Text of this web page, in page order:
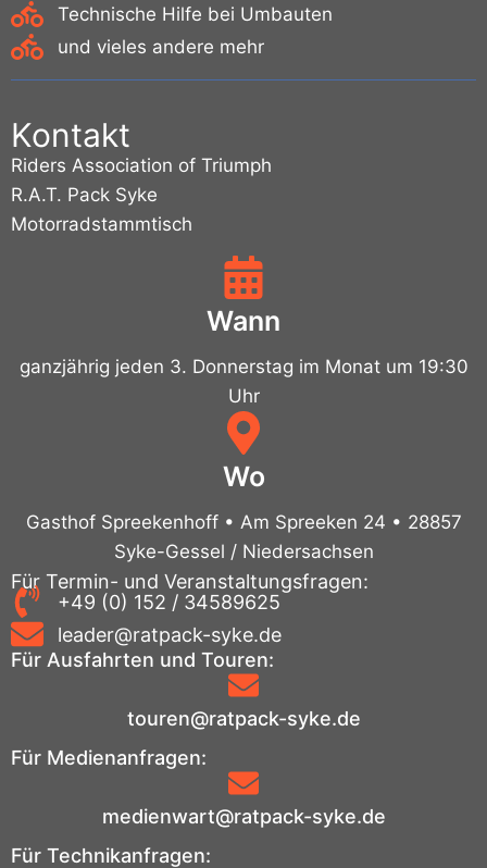
Technische Hilfe bei Umbauten
und vieles andere mehr
Kontakt
Riders Association of Triumph
R.A.T. Pack Syke
Motorradstammtisch
Wann
ganzjährig jeden 3. Donnerstag im Monat um 19:30
Uhr
Wo
Gasthof Spreekenhoff • Am Spreeken 24 • 28857
Syke-Gessel / Niedersachsen
Für Termin- und Veranstaltungsfragen:
+49 (0) 152 / 34589625
leader@ratpack-syke.de
Für Ausfahrten und Touren:
touren@ratpack-syke.de
Für Medienanfragen:
medienwart@ratpack-syke.de
Für Technikanfragen: